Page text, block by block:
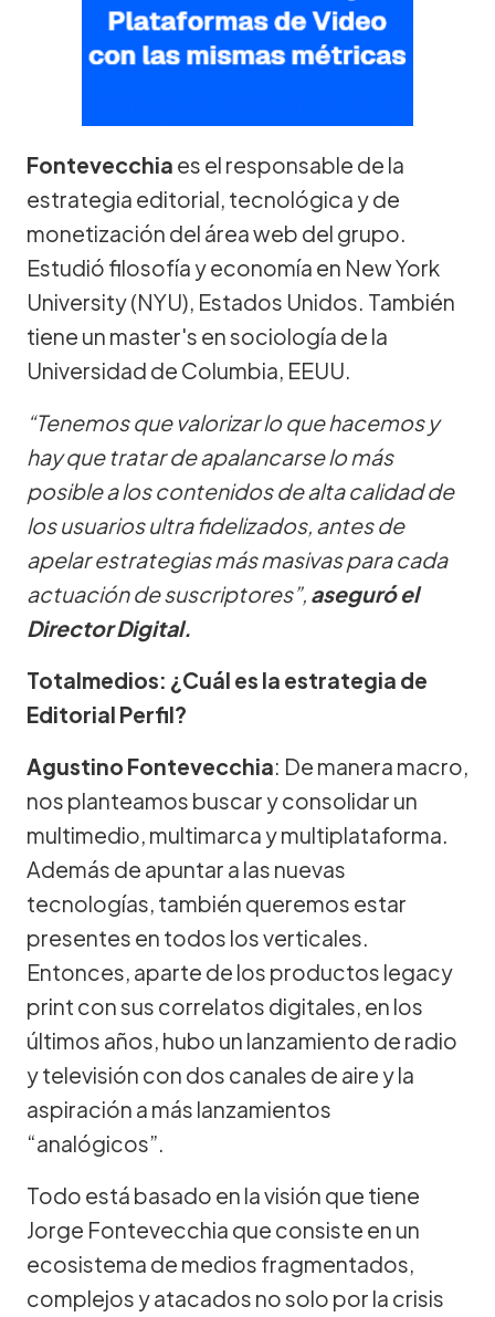
Fontevecchia es el responsable de la
estrategia editorial, tecnológica y de
monetización del área web del grupo.
Estudió filosofía y economía en New York
University (NYU), Estados Unidos. También
tiene un master's en sociología de la
Universidad de Columbia, EEUU.
“Tenemos que valorizar lo que hacemos y
hay que tratar de apalancarse lo más
posible a los contenidos de alta calidad de
los usuarios ultra fidelizados, antes de
apelar estrategias más masivas para cada
actuación de suscriptores”, aseguró el
Director Digital.
Totalmedios: ¿Cuál es la estrategia de
Editorial Perfil?
Agustino Fontevecchia: De manera macro,
nos planteamos buscar y consolidar un
multimedio, multimarca y multiplataforma.
Además de apuntar a las nuevas
tecnologías, también queremos estar
presentes en todos los verticales.
Entonces, aparte de los productos legacy
print con sus correlatos digitales, en los
últimos años, hubo un lanzamiento de radio
y televisión con dos canales de aire y la
aspiración a más lanzamientos
“analógicos”.
Todo está basado en la visión que tiene
Jorge Fontevecchia que consiste en un
ecosistema de medios fragmentados,
complejos y atacados no solo por la crisis